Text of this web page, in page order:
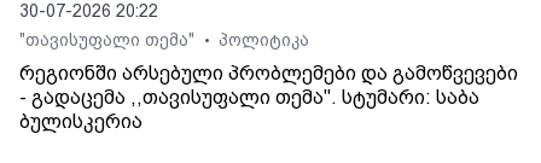
30-07-2026 20:22
"თავისუფალი თემა"
• პოლიტიკა
რეგიონში არსებული პრობლემები და გამოწვევები
- გადაცემა ,,თავისუფალი თემა". სტუმარი: საბა
ბულისკერია